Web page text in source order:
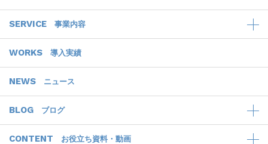
SERVICE 事業内容
WORKS 導入実績
NEWS ニュース
BLOG ブログ
CONTENT お役立ち資料・動画